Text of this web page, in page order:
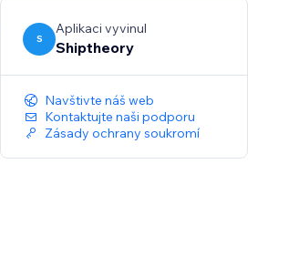
S
Aplikaci vyvinul
Shiptheory
Navštivte náš web
Kontaktujte naši podporu
Zásady ochrany soukromí